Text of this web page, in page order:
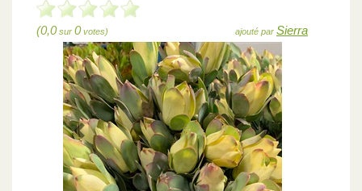
(0,0sur 0votes) ajouté par Sierra
Previous Next